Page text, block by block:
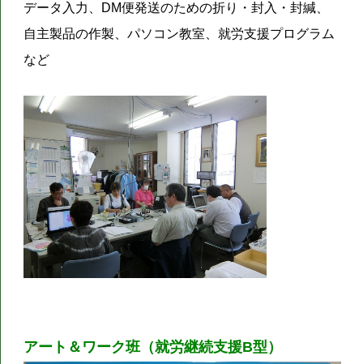
データ入力、DM便発送のための折り・封入・封緘、
自主製品の作製、パソコン教室、就労支援プログラム
など
アート＆ワーク班（就労継続支援B型）